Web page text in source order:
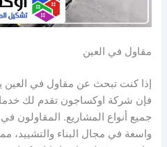
مقاول في العين
إذا كنت تبحث عن مقاول في العين
فإن شركة اوكساجون تقدم لك
جميع أنواع المشاريع. المقاولون
واسعة في مجال البناء